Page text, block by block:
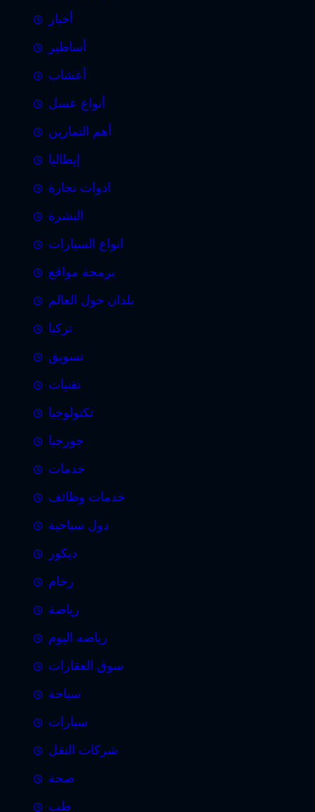
أخبار
أساطير
أعشاب
أنواع عسل
أهم التمارين
إيطاليا
ادوات نجارة
البشرة
انواع السيارات
برمجة مواقع
بلدان حول العالم
تركيا
تسويق
تقنيات
تكنولوجيا
جورجيا
خدمات
خدمات وظائف
دول سياحية
ديكور
رخام
رياضة
رياضه اليوم
سوق العقارات
سياحة
سيارات
شركات النقل
صحة
طب